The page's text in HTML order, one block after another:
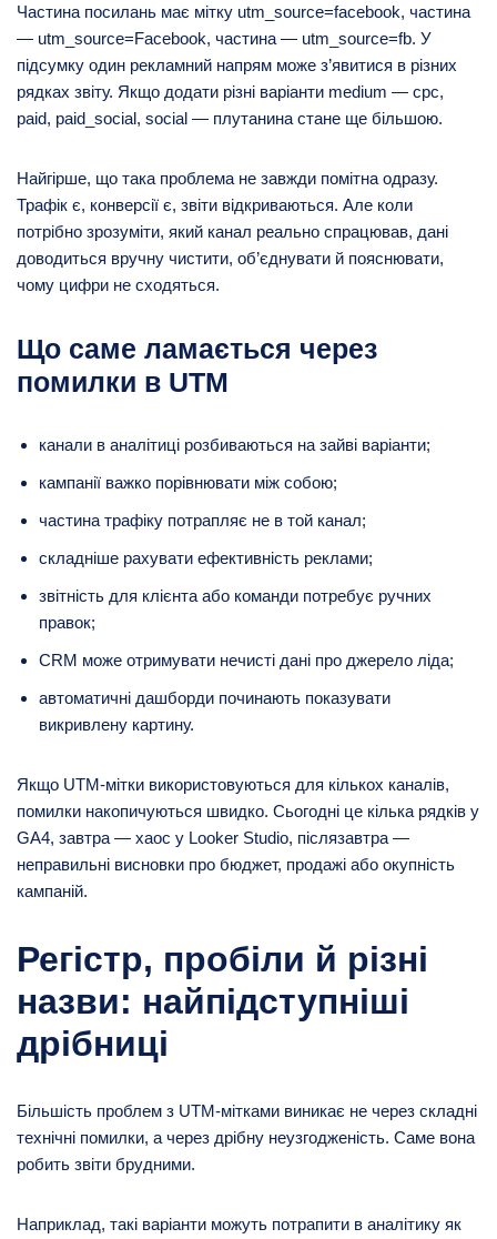
Частина посилань має мітку utm_source=facebook, частина
— utm_source=Facebook, частина — utm_source=fb. У
підсумку один рекламний напрям може з’явитися в різних
рядках звіту. Якщо додати різні варіанти medium — cpc,
paid, paid_social, social — плутанина стане ще більшою.
Найгірше, що така проблема не завжди помітна одразу.
Трафік є, конверсії є, звіти відкриваються. Але коли
потрібно зрозуміти, який канал реально спрацював, дані
доводиться вручну чистити, об’єднувати й пояснювати,
чому цифри не сходяться.
Що саме ламається через
помилки в UTM
канали в аналітиці розбиваються на зайві варіанти;
кампанії важко порівнювати між собою;
частина трафіку потрапляє не в той канал;
складніше рахувати ефективність реклами;
звітність для клієнта або команди потребує ручних
правок;
CRM може отримувати нечисті дані про джерело ліда;
автоматичні дашборди починають показувати
викривлену картину.
Якщо UTM-мітки використовуються для кількох каналів,
помилки накопичуються швидко. Сьогодні це кілька рядків у
GA4, завтра — хаос у Looker Studio, післязавтра —
неправильні висновки про бюджет, продажі або окупність
кампаній.
Регістр, пробіли й різні
назви: найпідступніші
дрібниці
Більшість проблем з UTM-мітками виникає не через складні
технічні помилки, а через дрібну неузгодженість. Саме вона
робить звіти брудними.
Наприклад, такі варіанти можуть потрапити в аналітику як